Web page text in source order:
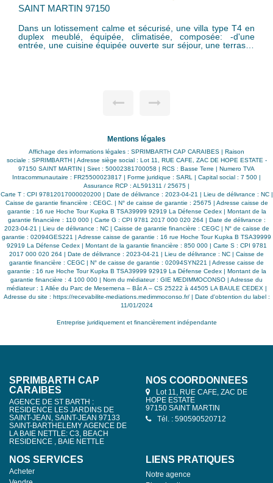
une villa type T4 en
composée: -d'une
sur séjour, une terrasse
d'agence à la charge
TGCA
Dans un lotissement sécurisé
commodités, une villa type T4 meublée et équipée, d'une
un wc séparé, 2 chambres avec leur
visiteur Disponible le 01 Mai 2026 Loyer: 2600 euros / mois
Provision sur charges: 200
entretien piscine et jardin) Dépôt
Frais d'agence à la charge du
TTC
Mentions légales
Affichage des informations légales : SPRIMBARTH CAP CARAIBES | Raison
sociale : SPRIMBARTH | Adresse siège social : Lot 11, RUE CAFE, ZAC DE HOPE ESTATE -
97150 SAINT MARTIN | Siret : 50002381700058 | RCS : Basse Terre | Numero TVA
Intracommunautaire : FR25500023817 | Forme juridique : SARL | Capital social : 7 500 |
Assurance RCP : AL591311 / 25675 |
Carte T : CPI 97812017000020200 | Date de délivrance : 2023-04-21 | Lieu de délivrance : NC |
Caisse de garantie financière : CEGC. | N° de caisse de garantie : 25675 | Adresse caisse de
garantie : 16 rue Hoche Tour Kupka B TSA39999 92919 La Défense Cedex | Montant de la
garantie financière : 110 000 | Carte G : CPI 9781 2017 000 020 264 | Date de délivrance :
2023-04-21 | Lieu de délivrance : NC | Caisse de garantie financière : CEGC | N° de caisse de
garantie : 02094GES221 | Adresse caisse de garantie : 16 rue Hoche Tour Kupka B TSA39999
92919 La Défense Cedex | Montant de la garantie financière : 850 000 | Carte S : CPI 9781
2017 000 020 264 | Date de délivrance : 2023-04-21 | Lieu de délivrance : NC | Caisse de
garantie financière : CEGC | N° de caisse de garantie : 02094SYN221 | Adresse caisse de
garantie : 16 rue Hoche Tour Kupka B TSA39999 92919 La Défense Cedex | Montant de la
garantie financière : 4 100 000 | Nom du médiateur : GIE MEDIMMOCONSO | Adresse du
médiateur : 1 Allée du Parc de Mesemena – Bât A – CS 25222 à 44505 LA BAULE CEDEX |
Adresse du site : https://recevabilite-mediations.medimmoconso.fr/| Date d'obtention du label :
11/01/2024
Entreprise juridiquement et financièrement indépendante
SPRIMBARTH CAP
CARAIBES
AGENCE DE ST BARTH :
RESIDENCE LES JARDINS DE
SAINT-JEAN, SAINT-JEAN 97133
SAINT-BARTHELEMY AGENCE DE
LA BAIE NETTLE: C3, BEACH
RESIDENCE , BAIE NETTLE
NOS COORDONNÉES
Lot 11, RUE CAFE, ZAC DE
HOPE ESTATE
97150 SAINT MARTIN
Tél. : 590590520712
NOS SERVICES
Acheter
LIENS PRATIQUES
Notre agence